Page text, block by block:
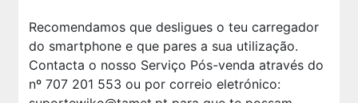
Recomendamos que desligues o teu carregador
do smartphone e que pares a sua utilização.
Contacta o nosso Serviço Pós-venda através do
nº 707 201 553 ou por correio eletrónico: